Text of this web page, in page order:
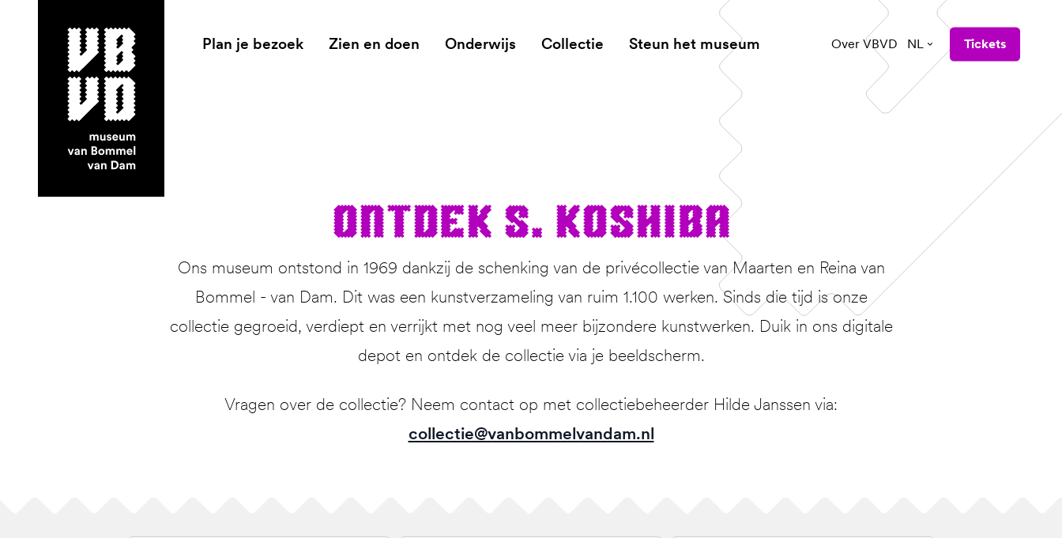
museum van Bommel van Dam
Plan je bezoek Zien en doen Onderwijs Collectie Steun het museum Over VBVD NL Tickets
Ont­dek S. Koshiba
Ons museum ontstond in 1969 dankzij de schenking van de privécollectie van Maarten en Reina van
Bommel - van Dam. Dit was een kunstverzameling van ruim 1.100 werken. Sinds die tijd is onze
collectie gegroeid, verdiept en verrijkt met nog veel meer bijzondere kunstwerken. Duik in ons digitale
depot en ontdek de collectie via je beeldscherm.
Vragen over de collectie? Neem contact op met collectiebeheerder Hilde Janssen via:
collectie@vanbommelvandam.nl